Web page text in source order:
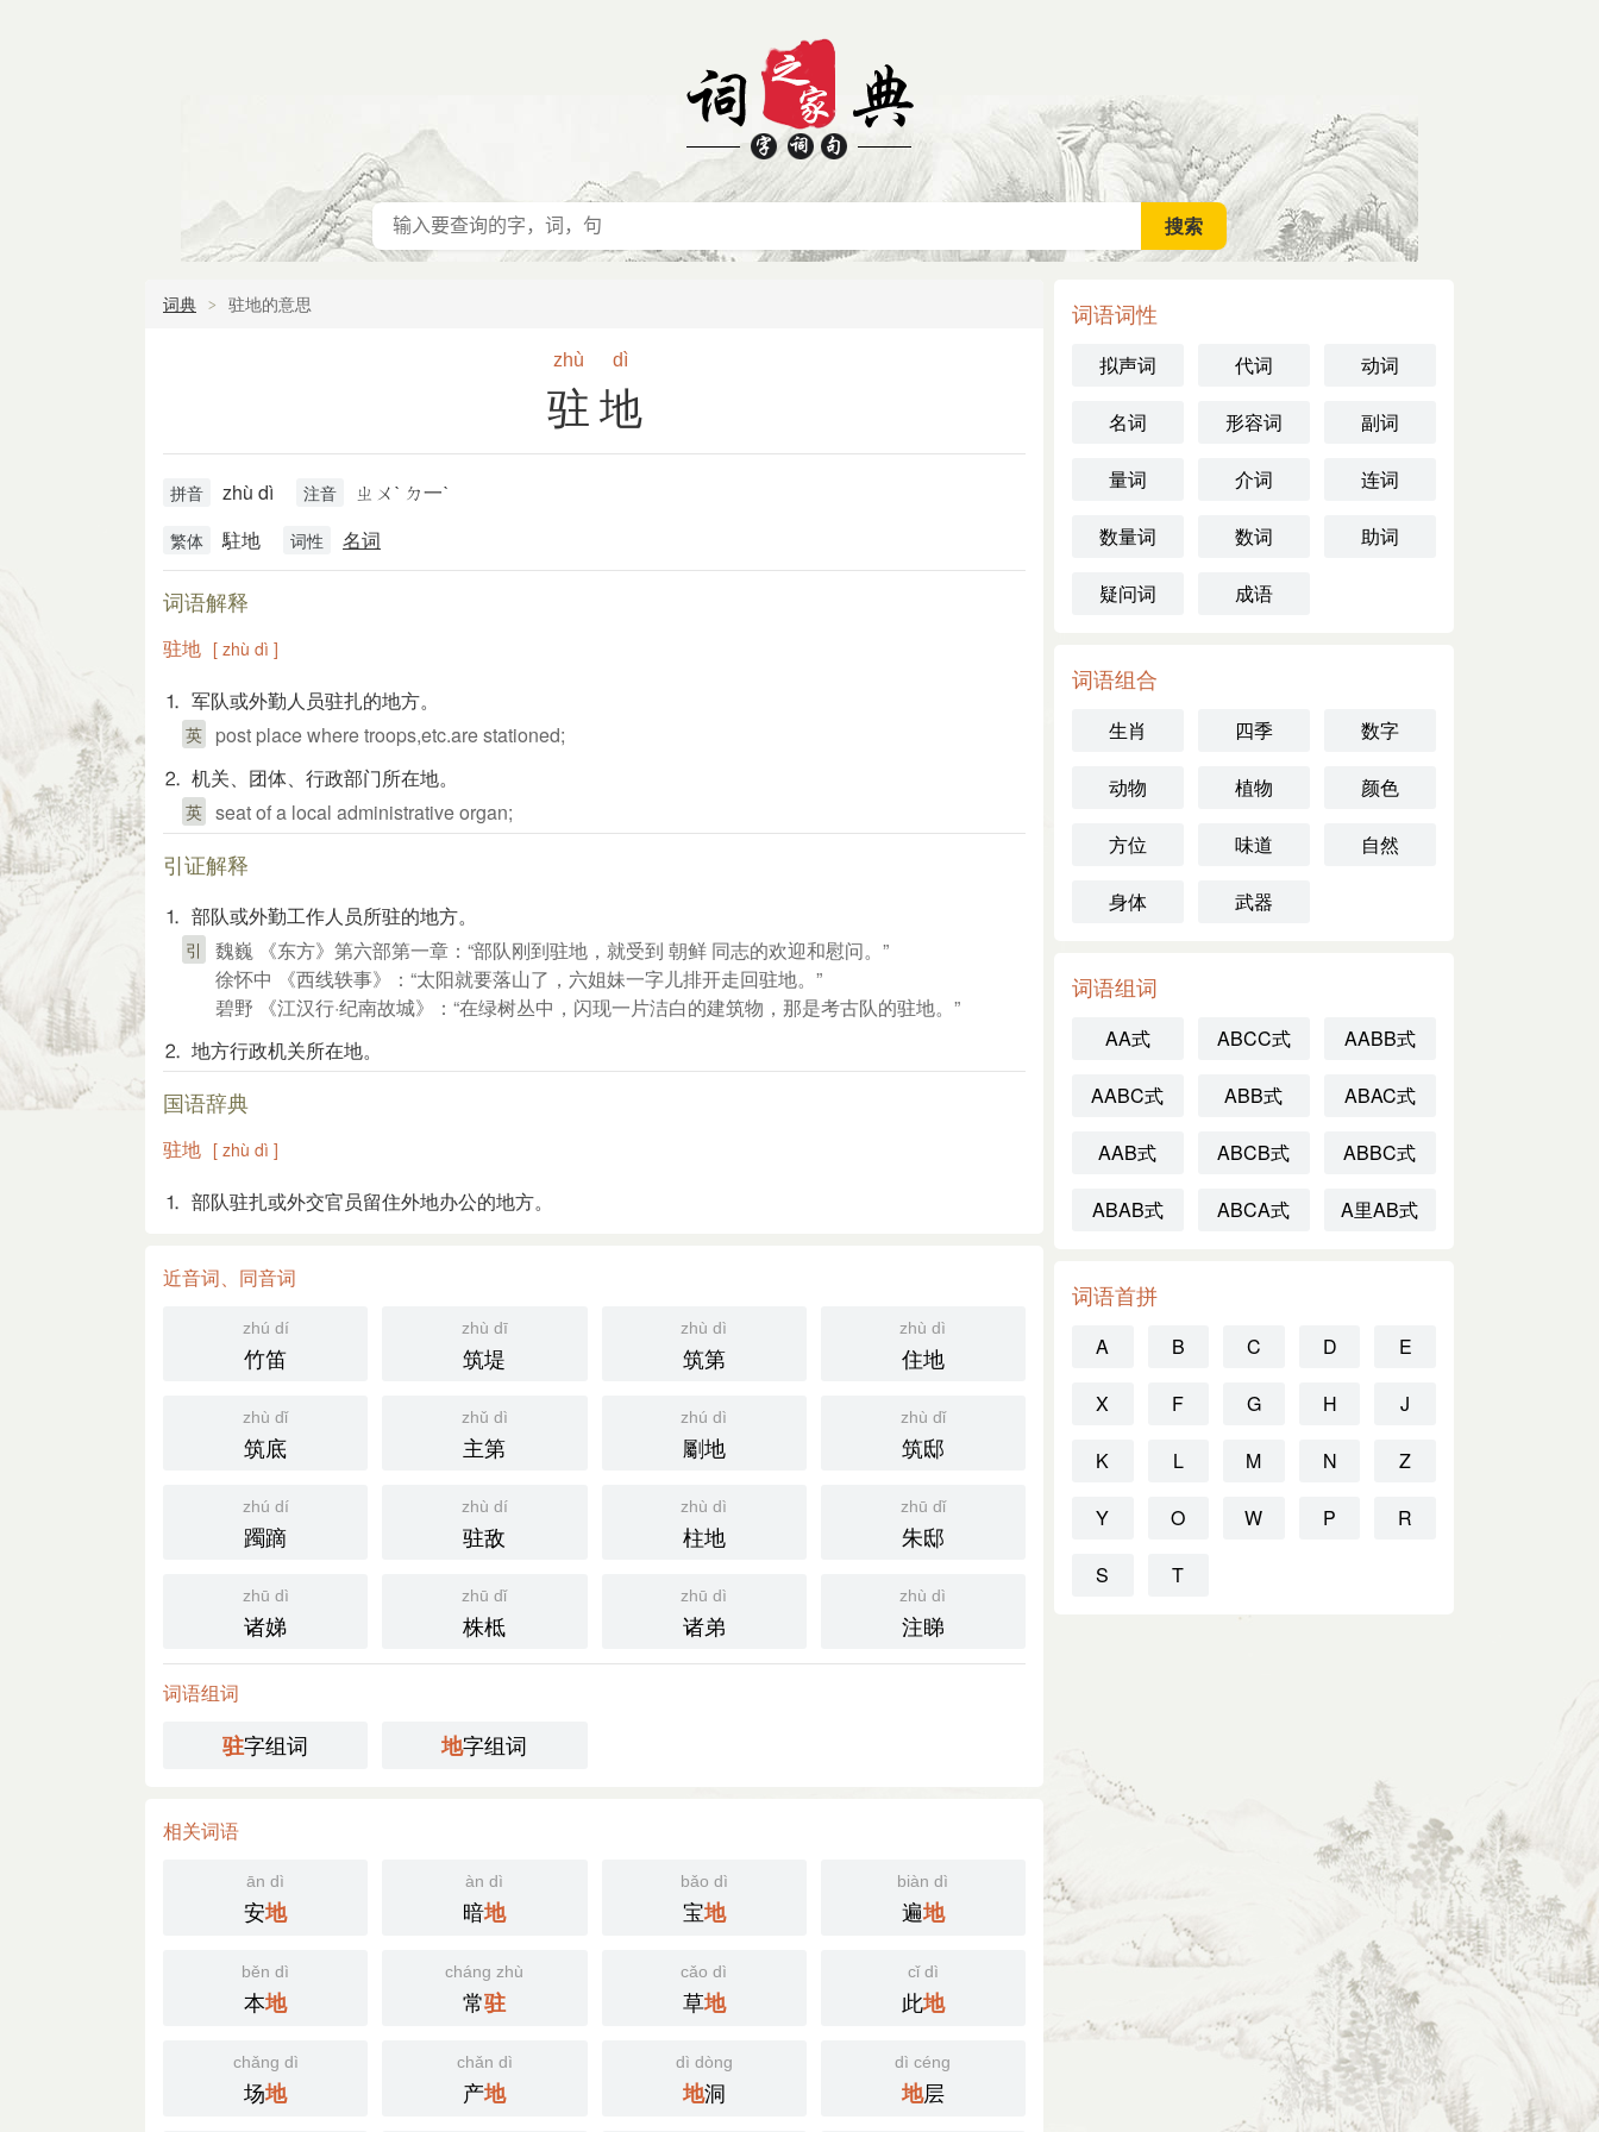
词典 驻地的意思
zhù dì
驻地
拼音 zhù dì 注音 ㄓㄨˋ ㄉ一ˋ
繁体 駐地 词性 名词
词语解释
驻地 [ zhù dì ]
⒈ 军队或外勤人员驻扎的地方。
英 post place where troops,etc.are stationed;
⒉ 机关、团体、行政部门所在地。
英 seat of a local administrative organ;
引证解释
⒈ 部队或外勤工作人员所驻的地方。
引
魏巍 《东方》第六部第一章：“部队刚到驻地，就受到 朝鲜 同志的欢迎和慰问。”
徐怀中 《西线轶事》：“太阳就要落山了，六姐妹一字儿排开走回驻地。”
碧野 《江汉行·纪南故城》：“在绿树丛中，闪现一片洁白的建筑物，那是考古队的驻地。”
⒉ 地方行政机关所在地。
国语辞典
驻地 [ zhù dì ]
⒈ 部队驻扎或外交官员留住外地办公的地方。
近音词、同音词
zhú dí
竹笛
zhù dī
筑堤
zhù dì
筑第
zhù dì
住地
zhù dǐ
筑底
zhǔ dì
主第
zhú dì
劚地
zhù dǐ
筑邸
zhú dí
躅蹢
zhù dí
驻敌
zhù dì
柱地
zhū dǐ
朱邸
zhū dì
诸娣
zhū dǐ
株柢
zhū dì
诸弟
zhù dì
注睇
词语组词
驻字组词 地字组词
相关词语
ān dì
安地
àn dì
暗地
bǎo dì
宝地
biàn dì
遍地
běn dì
本地
cháng zhù
常驻
cǎo dì
草地
cǐ dì
此地
chǎng dì
场地
chǎn dì
产地
dì dòng
地洞
dì céng
地层
词语词性
拟声词 代词 动词
名词 形容词 副词
量词 介词 连词
数量词 数词 助词
疑问词 成语
词语组合
生肖 四季 数字
动物 植物 颜色
方位 味道 自然
身体 武器
词语组词
AA式 ABCC式 AABB式
AABC式 ABB式 ABAC式
AAB式 ABCB式 ABBC式
ABAB式 ABCA式 A里AB式
词语首拼
A B C D E
X F G H J
K L M N Z
Y O W P R
S T